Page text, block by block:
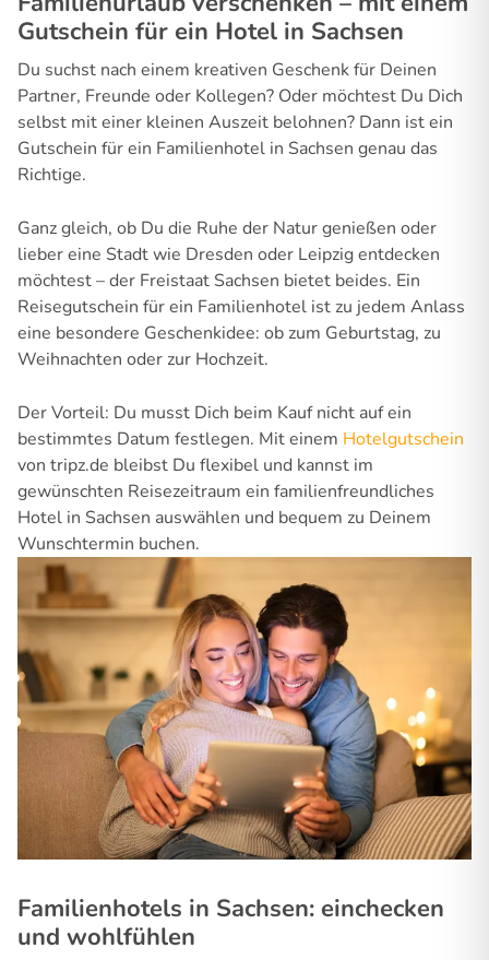
Gutschein für ein Hotel in Sachsen
Du suchst nach einem kreativen Geschenk für Deinen
Partner, Freunde oder Kollegen? Oder möchtest Du Dich
selbst mit einer kleinen Auszeit belohnen? Dann ist ein
Gutschein für ein Familienhotel in Sachsen genau das
Richtige.
Ganz gleich, ob Du die Ruhe der Natur genießen oder
lieber eine Stadt wie Dresden oder Leipzig entdecken
möchtest – der Freistaat Sachsen bietet beides. Ein
Reisegutschein für ein Familienhotel ist zu jedem Anlass
eine besondere Geschenkidee: ob zum Geburtstag, zu
Weihnachten oder zur Hochzeit.
Der Vorteil: Du musst Dich beim Kauf nicht auf ein
bestimmtes Datum festlegen. Mit einem Hotelgutschein
von tripz.de bleibst Du flexibel und kannst im
gewünschten Reisezeitraum ein familienfreundliches
Hotel in Sachsen auswählen und bequem zu Deinem
Wunschtermin buchen.
Familienhotels in Sachsen: einchecken
und wohlfühlen